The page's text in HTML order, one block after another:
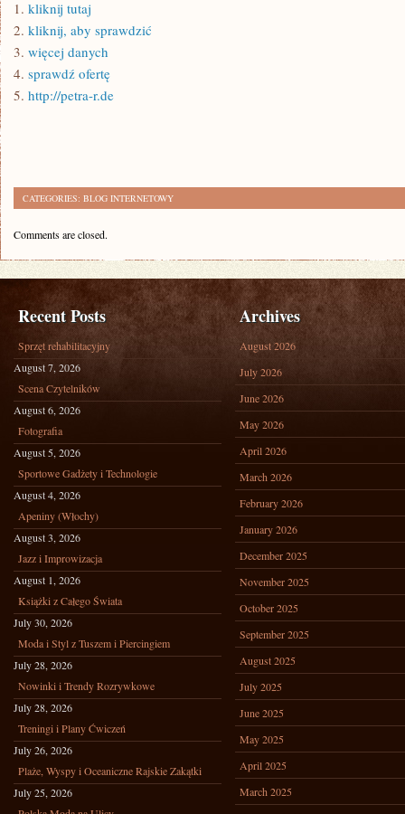
1. kliknij tutaj
2. kliknij, aby sprawdzić
3. więcej danych
4. sprawdź ofertę
5. http://petra-r.de
CATEGORIES: BLOG INTERNETOWY
Comments are closed.
Recent Posts
Sprzęt rehabilitacyjny
August 7, 2026
Scena Czytelników
August 6, 2026
Fotografia
August 5, 2026
Sportowe Gadżety i Technologie
August 4, 2026
Apeniny (Włochy)
August 3, 2026
Jazz i Improwizacja
August 1, 2026
Książki z Całego Świata
July 30, 2026
Moda i Styl z Tuszem i Piercingiem
July 28, 2026
Nowinki i Trendy Rozrywkowe
July 28, 2026
Treningi i Plany Ćwiczeń
July 26, 2026
Plaże, Wyspy i Oceaniczne Rajskie Zakątki
July 25, 2026
Archives
August 2026
July 2026
June 2026
May 2026
April 2026
March 2026
February 2026
January 2026
December 2025
November 2025
October 2025
September 2025
August 2025
July 2025
June 2025
May 2025
April 2025
March 2025